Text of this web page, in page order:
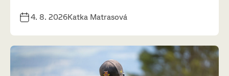
4. 8. 2026Katka Matrasová